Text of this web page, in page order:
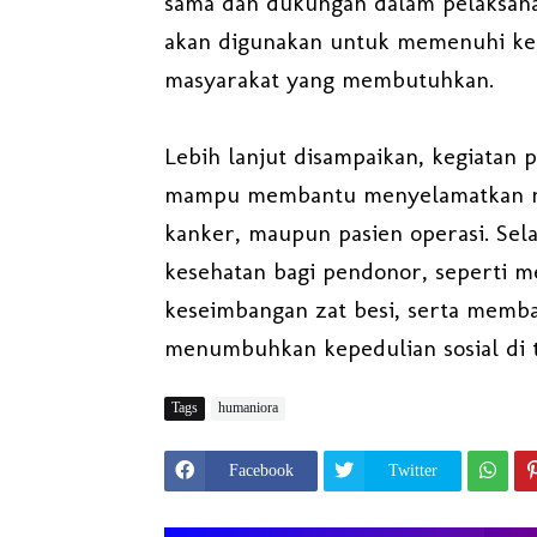
akan digunakan untuk memenuhi
masyarakat yang membutuhkan.
Lebih lanjut disampaikan, kegiatan
mampu membantu
kanker, maupun pasien operasi.
kesehatan bagi pendonor, seperti
keseimbangan zat besi, serta
menumbuhkan kepedulian sosial di
Tags humaniora
Facebook Twitter